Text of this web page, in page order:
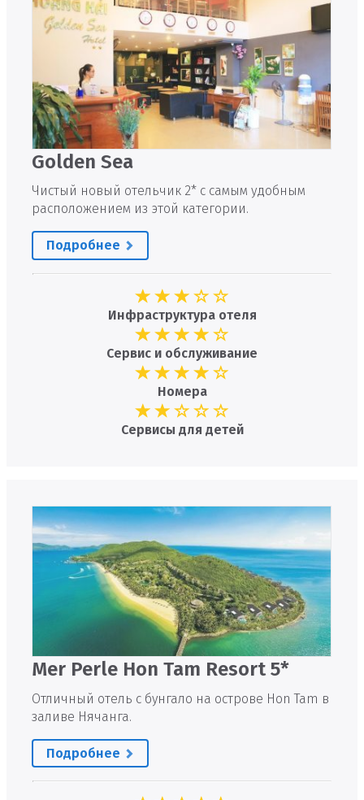
Golden Sea
Чистый новый отельчик 2* с самым удобным
расположением из этой категории.
Подробнее
Инфраструктура отеля
Сервис и обслуживание
Номера
Сервисы для детей
Mer Perle Hon Tam Resort 5*
Отличный отель с бунгало на острове Hon Tam в
заливе Нячанга.
Подробнее